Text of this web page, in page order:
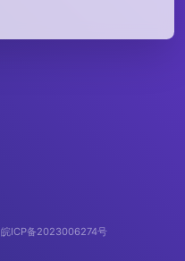
皖ICP备2023006274号